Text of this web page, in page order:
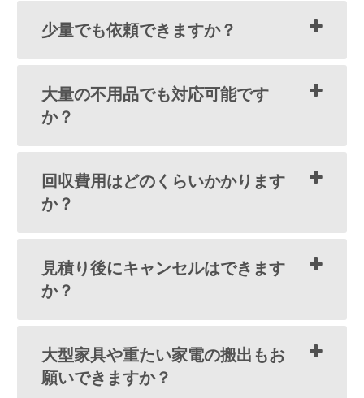
少量でも依頼できますか？
大量の不用品でも対応可能です
か？
回収費用はどのくらいかかります
か？
見積り後にキャンセルはできます
か？
大型家具や重たい家電の搬出もお
願いできますか？